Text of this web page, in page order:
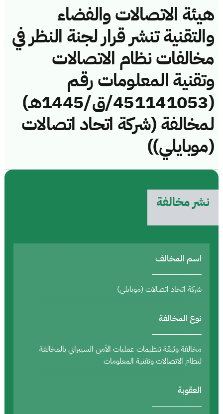
هيئة الاتصالات والفضاء
والتقنية تنشر قرار لجنة النظر في
مخالفات نظام الاتصالات
وتقنية المعلومات رقم
(451141053/ق/1445هـ)
لمخالفة (شركة اتحاد اتصالات
(موبايلي))
نشر مخالفة
اسم المخالف
شركة اتحاد اتصالات (موبايلي)
نوع المخالفة
مخالفة وثيقة تنظيمات عمليات الأمن السيبراني بالمخالفة
لنظام الاتصالات وتقنية المعلومات
العقوبة